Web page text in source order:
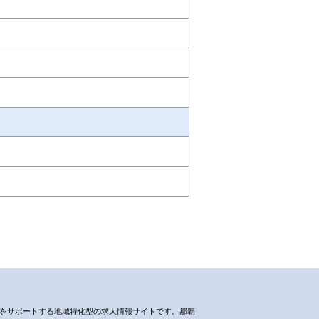
サポートする地域特化型の求人情報サイトです。那覇